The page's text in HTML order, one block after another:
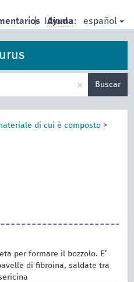
| Idioma: español
Ayuda
× Buscar
di cui è composto >
per formare il bozzolo. E’
di fibroina, saldate tra